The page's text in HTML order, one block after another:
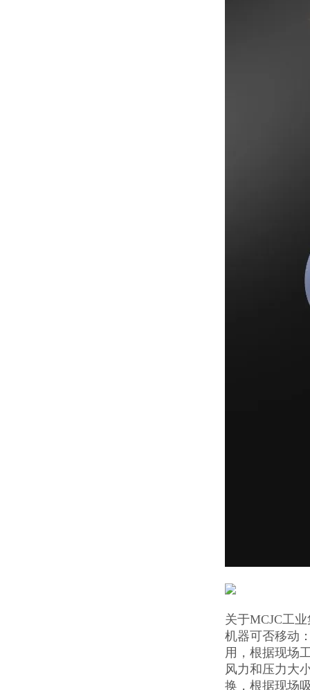
关于MCJC工
机器可否移动
用，根据现场
风力和压力大
换，根据现场